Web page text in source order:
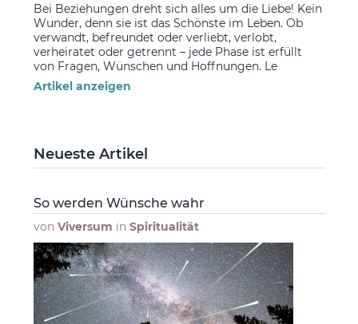
Bei Beziehungen dreht sich alles um die Liebe! Kein
Wunder, denn sie ist das Schönste im Leben. Ob
verwandt, befreundet oder verliebt, verlobt,
verheiratet oder getrennt – jede Phase ist erfüllt
von Fragen, Wünschen und Hoffnungen. Le
Artikel anzeigen
Neueste Artikel
So werden Wünsche wahr
von Viversum in Spiritualität